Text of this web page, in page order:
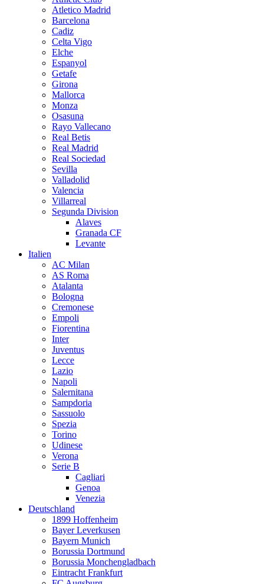
Atletico Madrid
Barcelona
Cadiz
Celta Vigo
Elche
Espanyol
Getafe
Girona
Mallorca
Monza
Osasuna
Rayo Vallecano
Real Betis
Real Madrid
Real Sociedad
Sevilla
Valladolid
Valencia
Villarreal
Segunda Division
Alaves
Granada CF
Levante
Italien
AC Milan
AS Roma
Atalanta
Bologna
Cremonese
Empoli
Fiorentina
Inter
Juventus
Lecce
Lazio
Napoli
Salernitana
Sampdoria
Sassuolo
Spezia
Torino
Udinese
Verona
Serie B
Cagliari
Genoa
Venezia
Deutschland
1899 Hoffenheim
Bayer Leverkusen
Bayern Munich
Borussia Dortmund
Borussia Monchengladbach
Eintracht Frankfurt